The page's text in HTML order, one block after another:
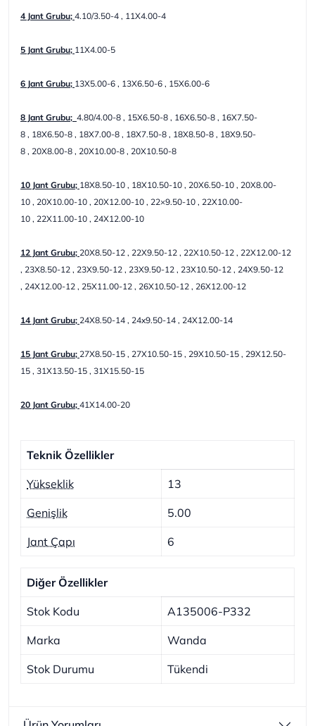
4 Jant Grubu; 4.10/3.50-4 , 11X4.00-4
5 Jant Grubu; 11X4.00-5
6 Jant Grubu; 13X5.00-6 , 13X6.50-6 , 15X6.00-6
8 Jant Grubu; 4.80/4.00-8 , 15X6.50-8 , 16X6.50-8 , 16X7.50-
8 , 18X6.50-8 , 18X7.00-8 , 18X7.50-8 , 18X8.50-8 , 18X9.50-
8 , 20X8.00-8 , 20X10.00-8 , 20X10.50-8
10 Jant Grubu; 18X8.50-10 , 18X10.50-10 , 20X6.50-10 , 20X8.00-
10 , 20X10.00-10 , 20X12.00-10 , 22×9.50-10 , 22X10.00-
10 , 22X11.00-10 , 24X12.00-10
12 Jant Grubu; 20X8.50-12 , 22X9.50-12 , 22X10.50-12 , 22X12.00-12
, 23X8.50-12 , 23X9.50-12 , 23X9.50-12 , 23X10.50-12 , 24X9.50-12
, 24X12.00-12 , 25X11.00-12 , 26X10.50-12 , 26X12.00-12
14 Jant Grubu; 24X8.50-14 , 24x9.50-14 , 24X12.00-14
15 Jant Grubu; 27X8.50-15 , 27X10.50-15 , 29X10.50-15 , 29X12.50-
15 , 31X13.50-15 , 31X15.50-15
20 Jant Grubu; 41X14.00-20
Teknik Özellikler
Yükseklik 13
Genişlik 5.00
Jant Çapı 6
Diğer Özellikler
Stok Kodu A135006-P332
Marka Wanda
Stok Durumu Tükendi